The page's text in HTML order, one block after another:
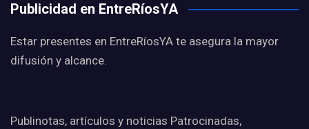
Publicidad en EntreRíosYA
Estar presentes en EntreRíosYA te asegura la mayor
difusión y alcance.
Publinotas, artículos y noticias Patrocinadas,